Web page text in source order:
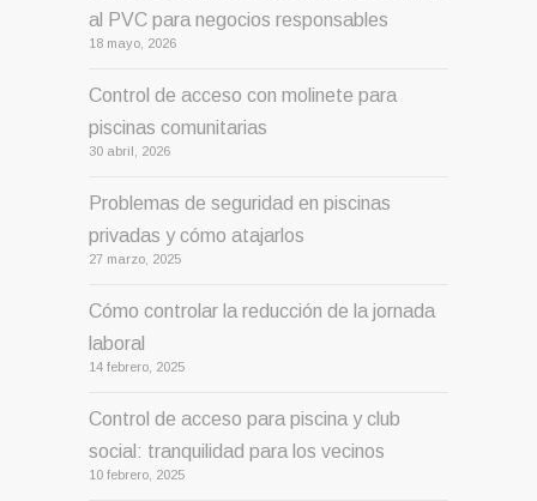
al PVC para negocios responsables
18 mayo, 2026
Control de acceso con molinete para
piscinas comunitarias
30 abril, 2026
Problemas de seguridad en piscinas
privadas y cómo atajarlos
27 marzo, 2025
Cómo controlar la reducción de la jornada
laboral
14 febrero, 2025
Control de acceso para piscina y club
social: tranquilidad para los vecinos
10 febrero, 2025